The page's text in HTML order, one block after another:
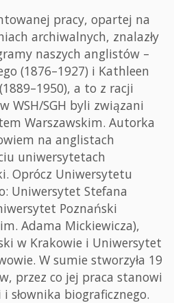
pracy, opartej na
archiwalnych, znalazły
naszych anglistów –
(1876–1927) i Kathleen
a to z racji
WSH/SGH byli związani
Warszawskim. Autorka
na anglistach
uniwersytetach
Oprócz Uniwersytetu
Uniwersytet Stefana
Poznański
Adama Mickiewicza),
w Krakowie i Uniwersytet
W sumie stworzyła 19
przez co jej praca stanowi
i słownika biograficznego.